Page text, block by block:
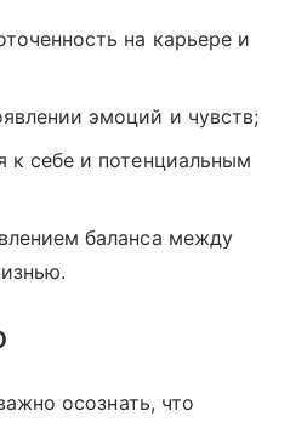
на карьере и
эмоций и чувств;
к себе и потенциальным
баланса между
осознать, что